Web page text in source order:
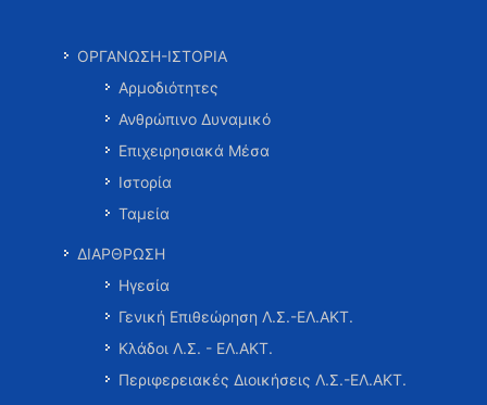
ΟΡΓΑΝΩΣΗ-ΙΣΤΟΡΙΑ
Αρμοδιότητες
Ανθρώπινο Δυναμικό
Επιχειρησιακά Μέσα
Ιστορία
Ταμεία
ΔΙΑΡΘΡΩΣΗ
Ηγεσία
Γενική Επιθεώρηση Λ.Σ.-ΕΛ.ΑΚΤ.
Κλάδοι Λ.Σ. - ΕΛ.ΑΚΤ.
Περιφερειακές Διοικήσεις Λ.Σ.-ΕΛ.ΑΚΤ.